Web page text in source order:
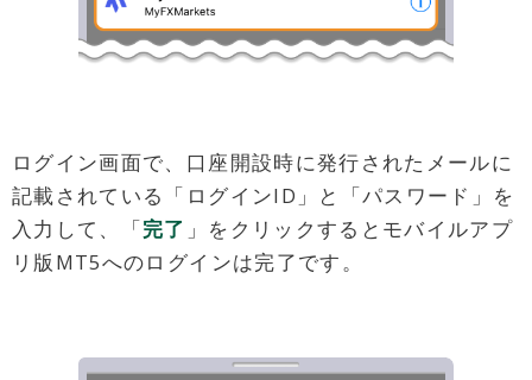
ログイン画面で、口座開設時に発行されたメールに
記載されている「ログインID」と「パスワード」を
入力して、「完了 」をクリックするとモバイルアプ
リ版MT5へのログインは完了です。